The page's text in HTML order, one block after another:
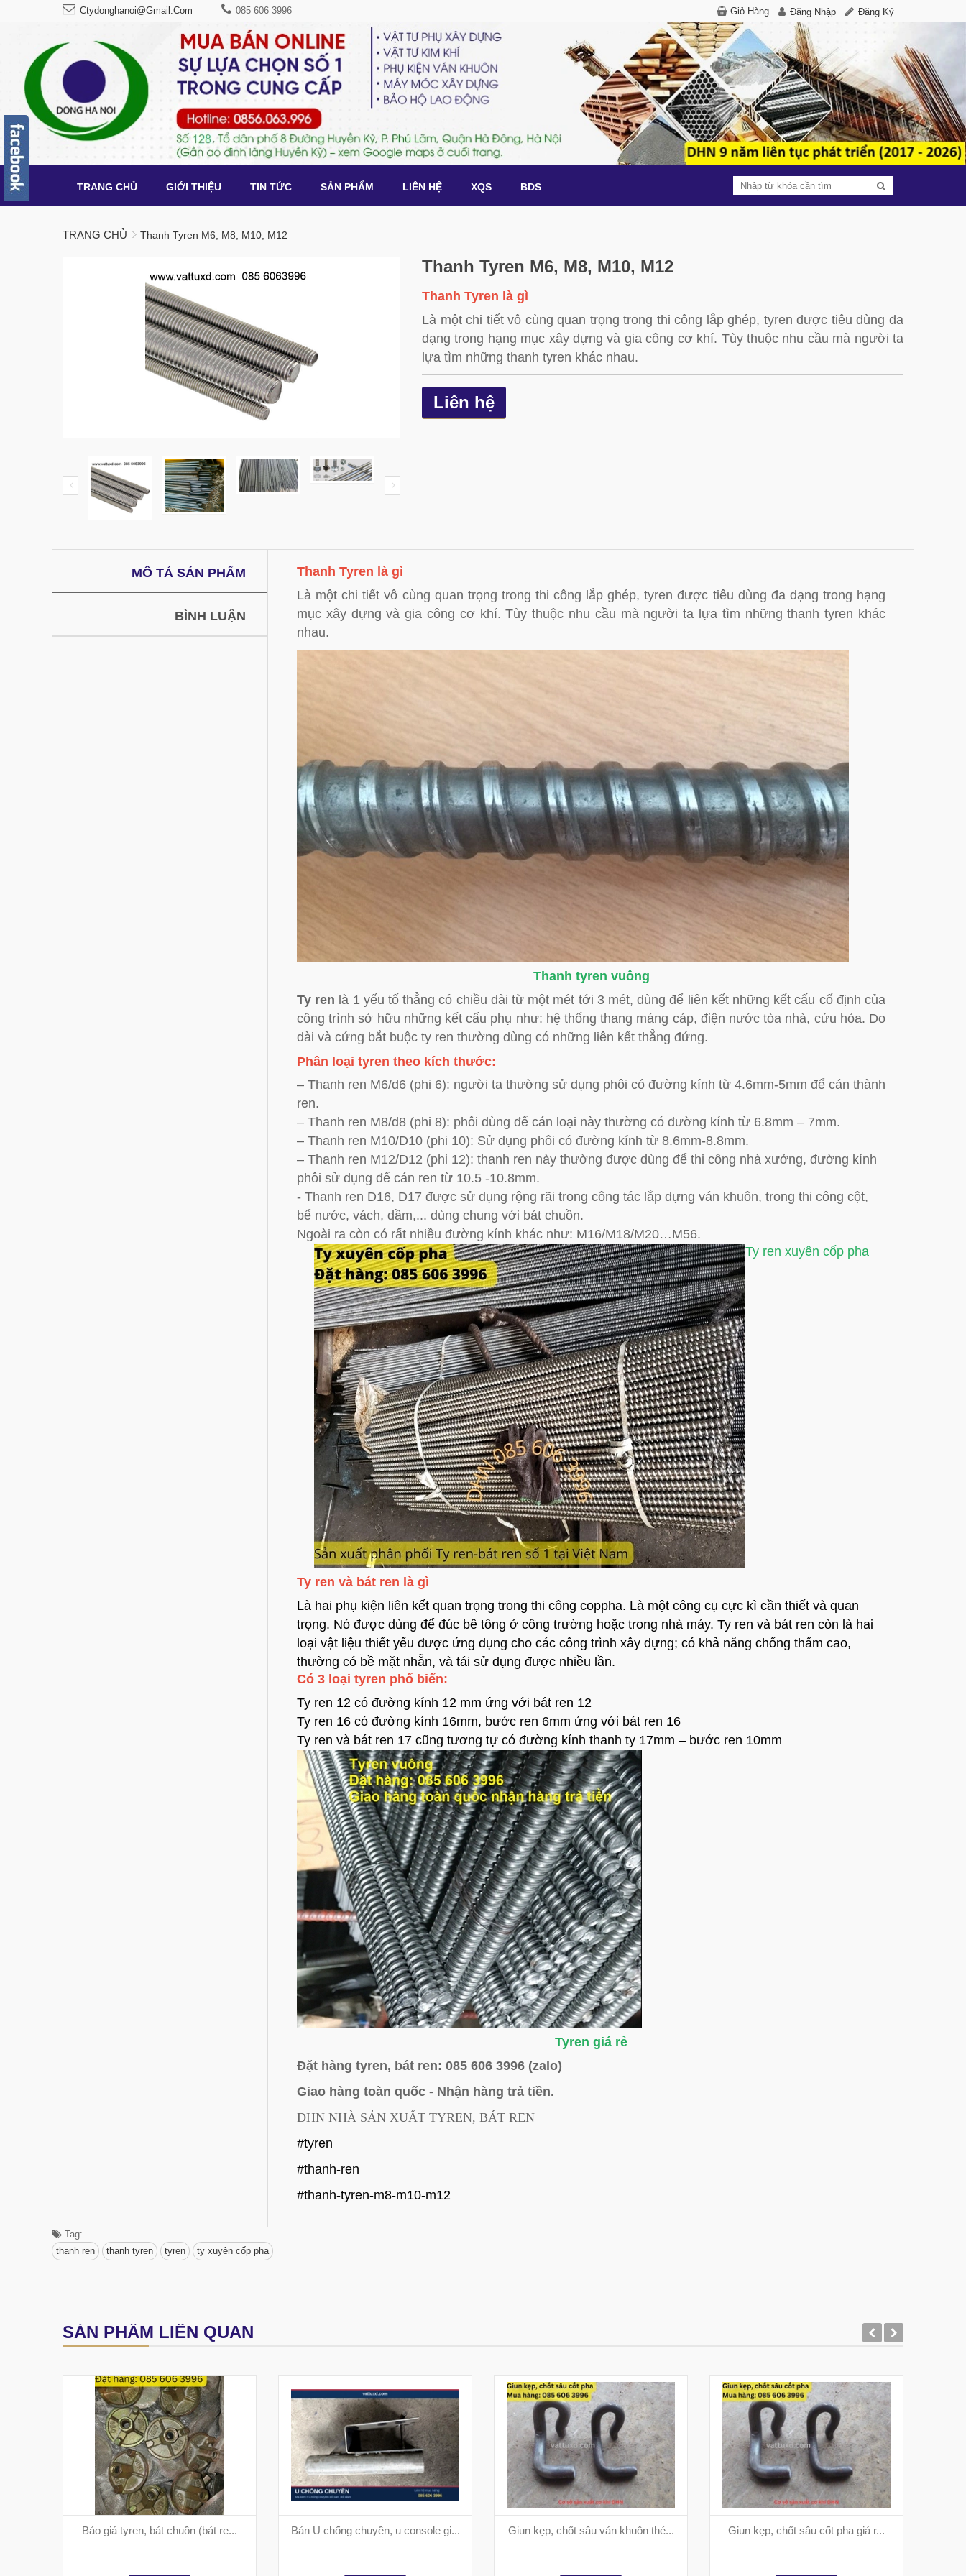
Ctydonghanoi@gmail.com 085 606 3996 Giỏ Hàng Đăng Nhập Đăng Ký
TRANG CHỦ GIỚI THIỆU TIN TỨC SẢN PHẨM LIÊN HỆ XQS BDS
TRANG CHỦ Thanh Tyren M6, M8, M10, M12
Thanh Tyren M6, M8, M10, M12
Thanh Tyren là gì
Là một chi tiết vô cùng quan trọng trong thi công lắp ghép, tyren được tiêu dùng đa
dạng trong hạng mục xây dựng và gia công cơ khí. Tùy thuộc nhu cầu mà người ta
lựa tìm những thanh tyren khác nhau.
Liên hệ
MÔ TẢ SẢN PHẨM
BÌNH LUẬN
Thanh Tyren là gì
Là một chi tiết vô cùng quan trọng trong thi công lắp ghép, tyren được tiêu dùng đa dạng trong hạng
mục xây dựng và gia công cơ khí. Tùy thuộc nhu cầu mà người ta lựa tìm những thanh tyren khác
nhau.
Thanh tyren vuông
Ty ren là 1 yếu tố thẳng có chiều dài từ một mét tới 3 mét, dùng để liên kết những kết cấu cố định của
công trình sở hữu những kết cấu phụ như: hệ thống thang máng cáp, điện nước tòa nhà, cứu hỏa. Do
dài và cứng bắt buộc ty ren thường dùng có những liên kết thẳng đứng.
Phân loại tyren theo kích thước:
– Thanh ren M6/d6 (phi 6): người ta thường sử dụng phôi có đường kính từ 4.6mm-5mm để cán thành
ren.
– Thanh ren M8/d8 (phi 8): phôi dùng để cán loại này thường có đường kính từ 6.8mm – 7mm.
– Thanh ren M10/D10 (phi 10): Sử dụng phôi có đường kính từ 8.6mm-8.8mm.
– Thanh ren M12/D12 (phi 12): thanh ren này thường được dùng để thi công nhà xưởng, đường kính
phôi sử dụng để cán ren từ 10.5 -10.8mm.
- Thanh ren D16, D17 được sử dụng rộng rãi trong công tác lắp dựng ván khuôn, trong thi công cột,
bể nước, vách, dầm,... dùng chung với bát chuồn.
Ngoài ra còn có rất nhiều đường kính khác như: M16/M18/M20…M56.
Ty ren xuyên cốp pha
Ty ren và bát ren là gì
Là hai phụ kiện liên kết quan trọng trong thi công coppha. Là một công cụ cực kì cần thiết và quan
trọng. Nó được dùng để đúc bê tông ở công trường hoặc trong nhà máy. Ty ren và bát ren còn là hai
loại vật liệu thiết yếu được ứng dụng cho các công trình xây dựng; có khả năng chống thấm cao,
thường có bề mặt nhẵn, và tái sử dụng được nhiều lần.
Có 3 loại tyren phổ biến:
Ty ren 12 có đường kính 12 mm ứng với bát ren 12
Ty ren 16 có đường kính 16mm, bước ren 6mm ứng với bát ren 16
Ty ren và bát ren 17 cũng tương tự có đường kính thanh ty 17mm – bước ren 10mm
Tyren giá rẻ
Đặt hàng tyren, bát ren: 085 606 3996 (zalo)
Giao hàng toàn quốc - Nhận hàng trả tiền.
DHN NHÀ SẢN XUẤT TYREN, BÁT REN
#tyren
#thanh-ren
#thanh-tyren-m8-m10-m12
Tag:
thanh ren
thanh tyren tyren ty xuyên cốp pha
SẢN PHẨM LIÊN QUAN
Báo giá tyren, bát chuồn (bát re... Bán U chống chuyền, u console gi... Giun kẹp, chốt sâu ván khuôn thé... Giun kẹp, chốt sâu cốt pha giá r...